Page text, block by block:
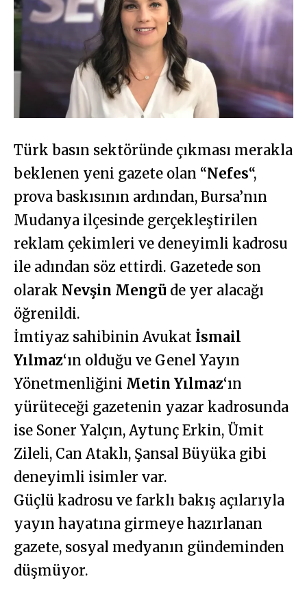
Türk basın sektöründe çıkması merakla
beklenen yeni gazete olan “Nefes“,
prova baskısının ardından, Bursa’nın
Mudanya ilçesinde gerçekleştirilen
reklam çekimleri ve deneyimli kadrosu
ile adından söz ettirdi. Gazetede son
olarak Nevşin Mengü de yer alacağı
öğrenildi.
İmtiyaz sahibinin Avukat İsmail
Yılmaz‘ın olduğu ve Genel Yayın
Yönetmenliğini Metin Yılmaz‘ın
yürüteceği gazetenin yazar kadrosunda
ise Soner Yalçın, Aytunç Erkin, Ümit
Zileli, Can Ataklı, Şansal Büyüka gibi
deneyimli isimler var.
Güçlü kadrosu ve farklı bakış açılarıyla
yayın hayatına girmeye hazırlanan
gazete, sosyal medyanın gündeminden
düşmüyor.